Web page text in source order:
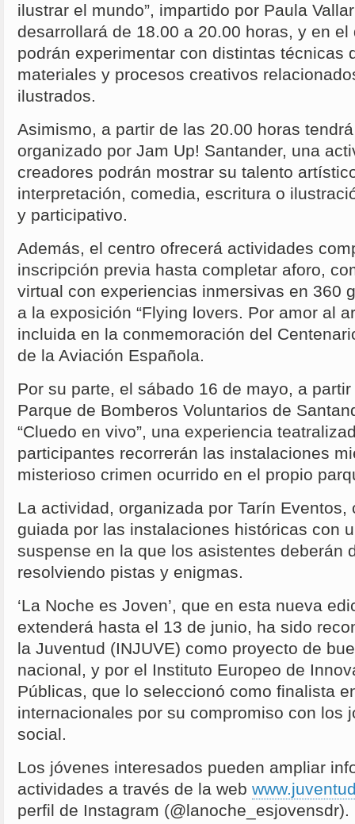
ilustrar el mundo”, impartido por Paula
desarrollará de 18.00 a 20.00 horas, y en
podrán experimentar con distintas técnicas
materiales y procesos creativos
ilustrados.
Asimismo, a partir de las 20.00 horas
organizado por Jam Up! Santander, una
creadores podrán mostrar su talento
interpretación, comedia, escritura o
y participativo.
Además, el centro ofrecerá actividades
inscripción previa hasta completar aforo,
virtual con experiencias inmersivas en 360
a la exposición “Flying lovers. Por amor al
incluida en la conmemoración del
de la Aviación Española.
Por su parte, el sábado 16 de mayo, a
Parque de Bomberos Voluntarios de
“Cluedo en vivo”, una experiencia
participantes recorrerán las instalaciones
misterioso crimen ocurrido en el propio
La actividad, organizada por Tarín Eventos,
guiada por las instalaciones históricas con
suspense en la que los asistentes deberán
resolviendo pistas y enigmas.
‘La Noche es Joven’, que en esta nueva
extenderá hasta el 13 de junio, ha sido
la Juventud (INJUVE) como proyecto de
nacional, y por el Instituto Europeo de
Públicas, que lo seleccionó como finalista
internacionales por su compromiso con los
social.
Los jóvenes interesados pueden ampliar
actividades a través de la web
perfil de Instagram (@lanoche_esjovensdr).